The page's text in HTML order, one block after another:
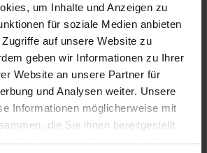
um Inhalte und Anzeigen zu
für soziale Medien anbieten
auf unsere Website zu
geben wir Informationen zu Ihrer
Website an unsere Partner für
und Analysen weiter. Unsere
Informationen möglicherweise mit
die Sie ihnen bereitgestellt
über echte Optimierungspotenziale.
werden eingeführt, aber nicht
integriert.
statt End-to-End gedacht.
und IT klafft eine Lücke, die keiner